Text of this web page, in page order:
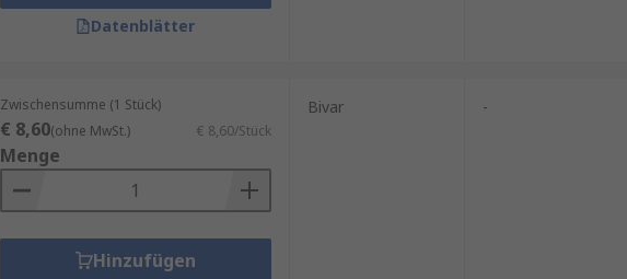
Datenblätter
Zwischensumme (1 Stück)
€ 8,60(ohne MwSt.) € 8,60/Stück
Menge
Hinzufügen
Bivar -